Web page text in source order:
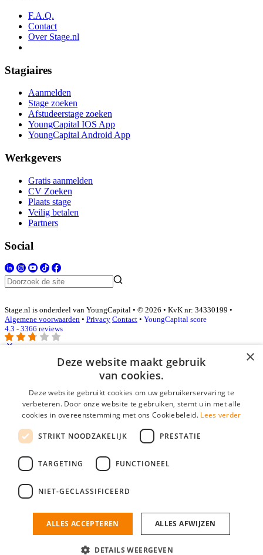
F.A.Q.
Contact
Over Stage.nl
Stagiaires
Aanmelden
Stage zoeken
Afstudeerstage zoeken
YoungCapital IOS App
YoungCapital Android App
Werkgevers
Gratis aanmelden
CV Zoeken
Plaats stage
Veilig betalen
Partners
Social
Stage.nl is onderdeel van YoungCapital • © 2026 • KvK nr: 34330199 •
Algemene voorwaarden • Privacy Contact • YoungCapital score
4.3 - 3366 reviews
Inloggen als bedrijf
E-mail*
Wachtwoord
login gegevens onthouden
login
Bedrijf aanmelden
nieuwe collega/werknemer zo gevonden!
×
Deze website maakt gebruik
van cookies.
Deze website gebruikt cookies om uw gebruikerservaring te
verbeteren. Door onze website te gebruiken, stemt u in met alle
cookies in overeenstemming met ons Cookiebeleid. Lees verder
STRIKT NOODZAKELIJK PRESTATIE
TARGETING FUNCTIONEEL
NIET-GECLASSIFICEERD
ALLES ACCEPTEREN ALLES AFWIJZEN
DETAILS WEERGEVEN